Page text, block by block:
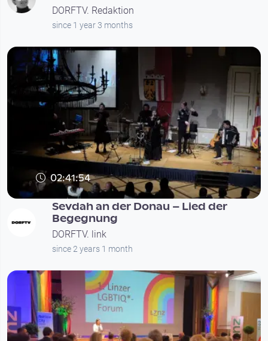
DORFTV. Redaktion
since 1 year 3 months
02:41:54
Sevdah an der Donau – Lied der
Begegnung
DORFTV. link
since 2 years 1 month